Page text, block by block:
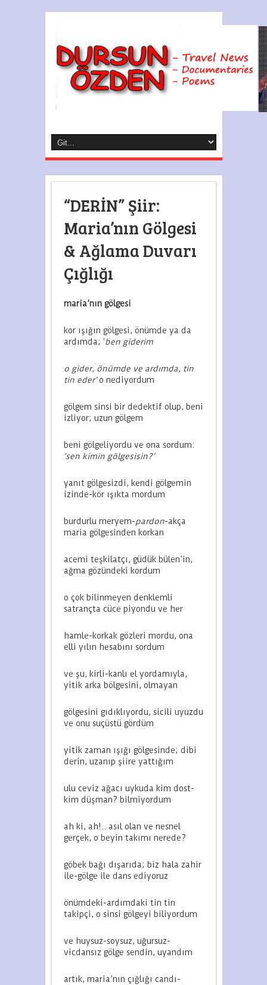
“DERİN” Şiir:
Maria’nın Gölgesi
& Ağlama Duvarı
Çığlığı
maria’nın gölgesi
kor ışığın gölgesi, önümde ya da
ardımda; ‘ben giderim
o gider, önümde ve ardımda, tin
tin eder’o nediyordum
gölgem sinsi bir dedektif olup, beni
izliyor; uzun gölgem
beni gölgeliyordu ve ona sordum:
‘sen kimin gölgesisin?’
yanıt gölgesizdi, kendi gölgemin
izinde-kör ışıkta mordum
burdurlu meryem-pardon-akça
maria gölgesinden korkan
acemi teşkilatçı, güdük bülen’in,
ağma gözündeki kordum
o çok bilinmeyen denklemli
satrançta cüce piyondu ve her
hamle-korkak gözleri mordu, ona
elli yılın hesabını sordum
ve şu, kirli-kanlı el yordamıyla,
yitik arka bölgesini, olmayan
gölgesini gıdıklıyordu, sicili uyuzdu
ve onu suçüstü gördüm
yitik zaman ışığı gölgesinde; dibi
derin, uzanıp şiire yattığım
ulu ceviz ağacı uykuda kim dost-
kim düşman? bilmiyordum
ah ki, ah!.. asıl olan ve nesnel
gerçek, o beyin takımı nerede?
göbek bağı dışarıda; biz hala zahir
ile-gölge ile dans ediyoruz
önümdeki-ardımdaki tin tin
takipçi, o sinsi gölgeyi biliyordum
ve huysuz-soysuz, uğursuz-
vicdansız gölge sendin, uyandım
artık, maria’nın çığlığı candı-